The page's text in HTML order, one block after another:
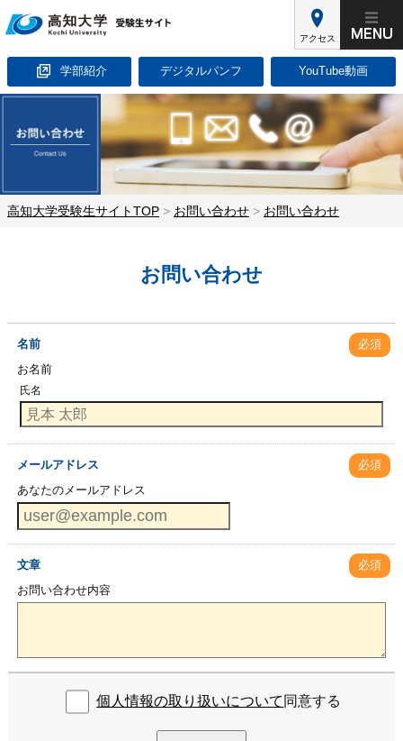
アクセス
学部紹介 デジタルパンフ YouTube動画
高知大学受験生サイトTOP > お問い合わせ > お問い合わせ
お問い合わせ
名前
必須
お名前
氏名
メールアドレス
必須
あなたのメールアドレス
文章
必須
お問い合わせ内容
個人情報の取り扱いについて 同意する